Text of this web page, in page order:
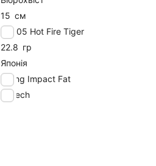
15 см
EA#05 Hot Fire Tiger
22.8 гр
Японія
Swing Impact Fat
Keitech